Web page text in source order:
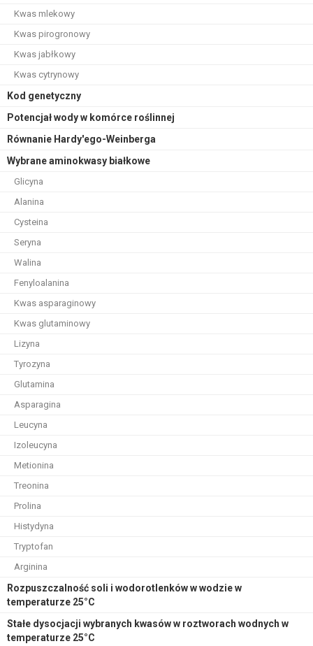
Kwas mlekowy
Kwas pirogronowy
Kwas jabłkowy
Kwas cytrynowy
Kod genetyczny
Potencjał wody w komórce roślinnej
Równanie Hardy'ego-Weinberga
Wybrane aminokwasy białkowe
Glicyna
Alanina
Cysteina
Seryna
Walina
Fenyloalanina
Kwas asparaginowy
Kwas glutaminowy
Lizyna
Tyrozyna
Glutamina
Asparagina
Leucyna
Izoleucyna
Metionina
Treonina
Prolina
Histydyna
Tryptofan
Arginina
Rozpuszczalność soli i wodorotlenków w wodzie w
temperaturze 25°C
Stałe dysocjacji wybranych kwasów w roztworach wodnych w
temperaturze 25°C